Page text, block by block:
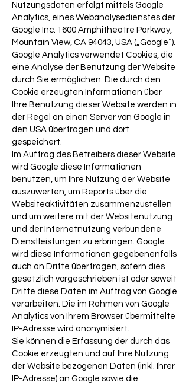
Nutzungsdaten erfolgt mittels Google
Analytics, eines Webanalysedienstes der
Google Inc. 1600 Amphitheatre Parkway,
Mountain View, CA 94043, USA („Google“).
Google Analytics verwendet Cookies, die
eine Analyse der Benutzung der Website
durch Sie ermöglichen. Die durch den
Cookie erzeugten Informationen über
Ihre Benutzung dieser Website werden in
der Regel an einen Server von Google in
den USA übertragen und dort
gespeichert.
Im Auftrag des Betreibers dieser Website
wird Google diese Informationen
benutzen, um Ihre Nutzung der Website
auszuwerten, um Reports über die
Websiteaktivitäten zusammenzustellen
und um weitere mit der Websitenutzung
und der Internetnutzung verbundene
Dienstleistungen zu erbringen. Google
wird diese Informationen gegebenenfalls
auch an Dritte übertragen, sofern dies
gesetzlich vorgeschrieben ist oder soweit
Dritte diese Daten im Auftrag von Google
verarbeiten. Die im Rahmen von Google
Analytics von Ihrem Browser übermittelte
IP-Adresse wird anonymisiert.
Sie können die Erfassung der durch das
Cookie erzeugten und auf Ihre Nutzung
der Website bezogenen Daten (inkl. Ihrer
IP-Adresse) an Google sowie die